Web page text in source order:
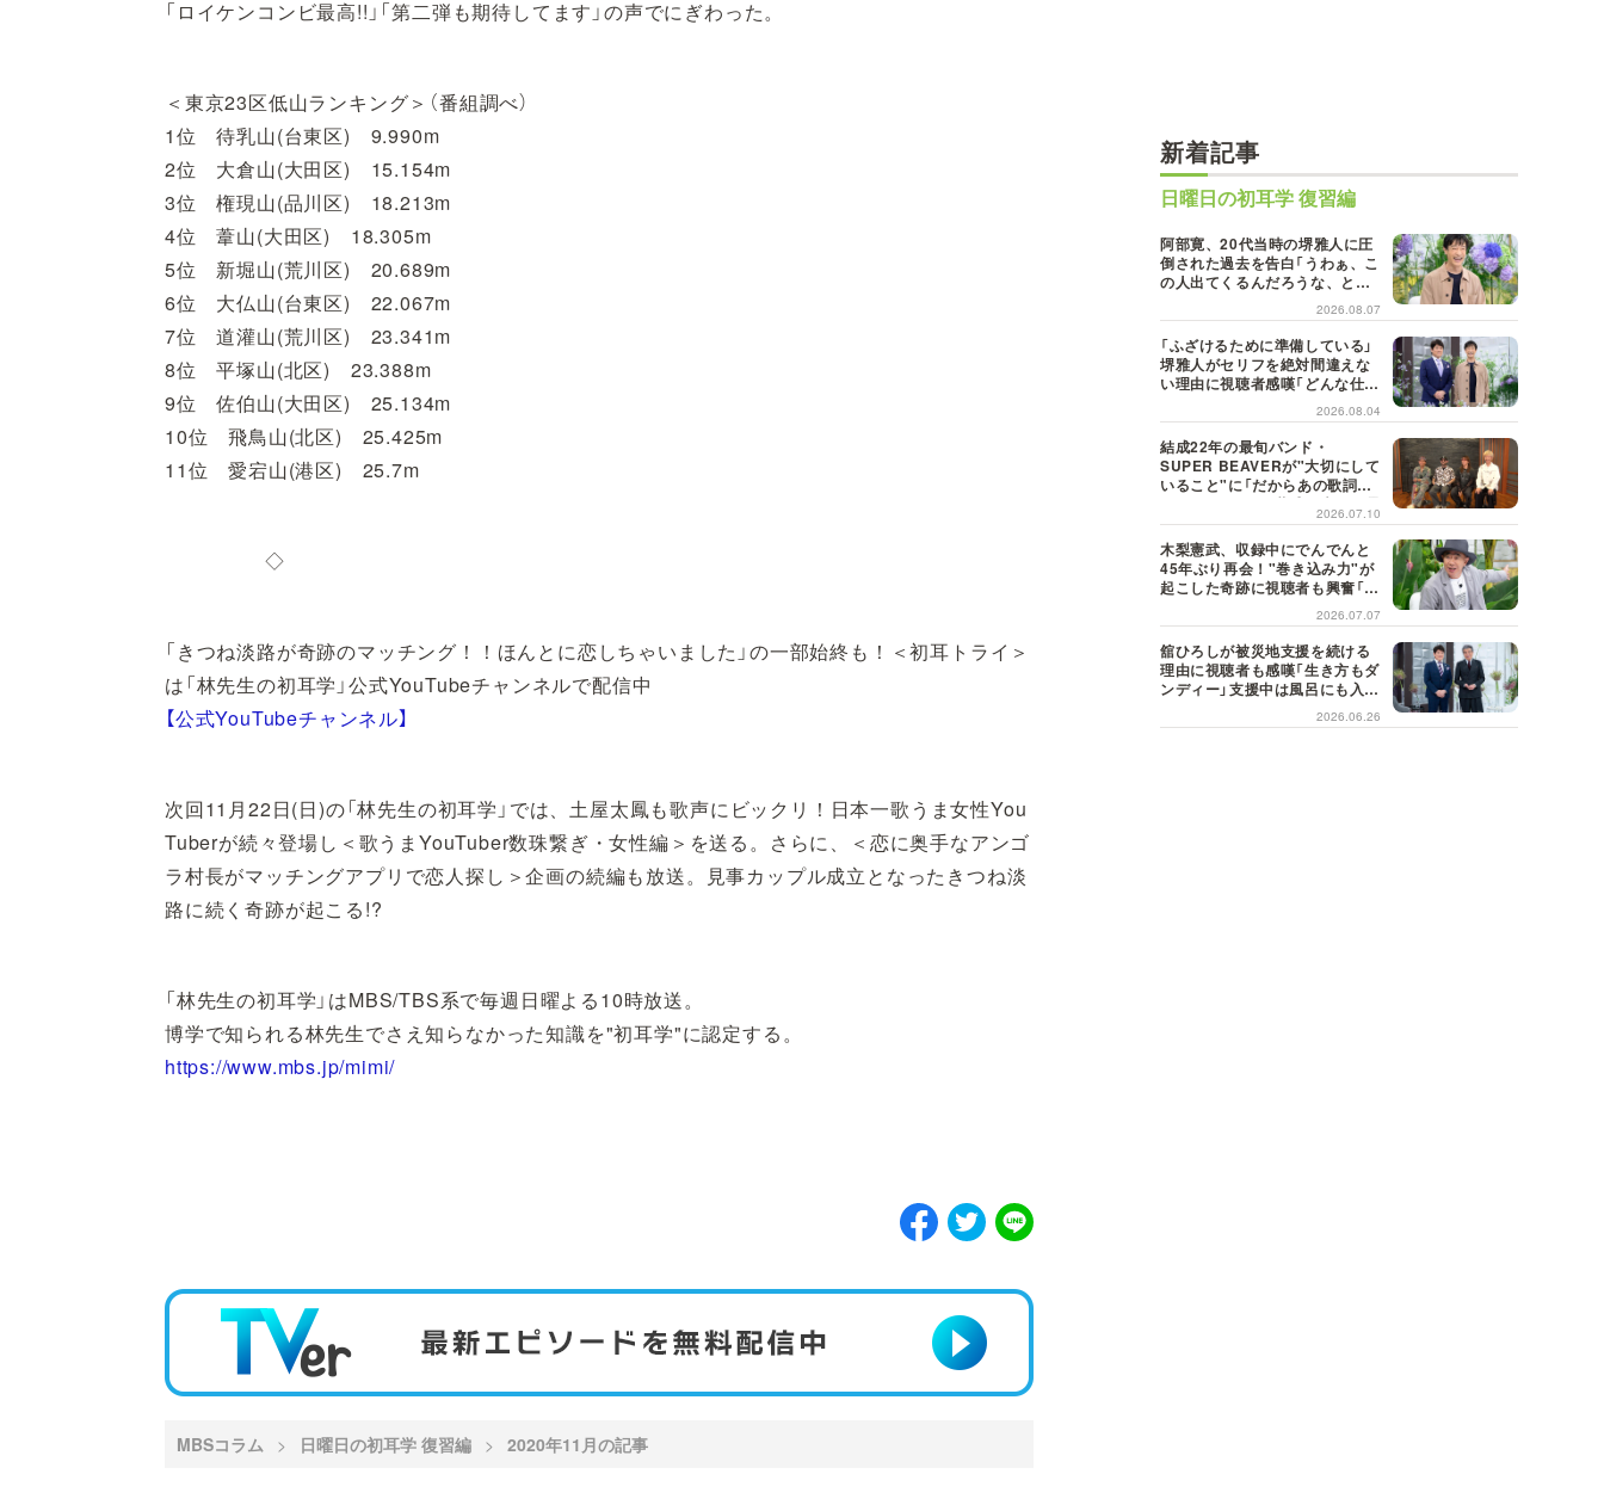
「ロイケンコンビ最高!!」「第二弾も期待してます」の声でにぎわった。
＜東京23区低山ランキング＞（番組調べ）
1位 待乳山(台東区) 9.990m
2位 大倉山(大田区) 15.154m
3位 権現山(品川区) 18.213m
4位 葦山(大田区) 18.305m
5位 新堀山(荒川区) 20.689m
6位 大仏山(台東区) 22.067m
7位 道灌山(荒川区) 23.341m
8位 平塚山(北区) 23.388m
9位 佐伯山(大田区) 25.134m
10位 飛鳥山(北区) 25.425m
11位 愛宕山(港区) 25.7m
◇
「きつね淡路が奇跡のマッチング！！ほんとに恋しちゃいました」の一部始終も！＜初耳トライ＞
は「林先生の初耳学」公式YouTubeチャンネルで配信中
【公式YouTubeチャンネル】
次回11月22日(日)の「林先生の初耳学」では、土屋太鳳も歌声にビックリ！日本一歌うま女性You
Tuberが続々登場し＜歌うまYouTuber数珠繋ぎ・女性編＞を送る。さらに、＜恋に奥手なアンゴ
ラ村長がマッチングアプリで恋人探し＞企画の続編も放送。見事カップル成立となったきつね淡
路に続く奇跡が起こる!?
「林先生の初耳学」はMBS/TBS系で毎週日曜よる10時放送。
博学で知られる林先生でさえ知らなかった知識を"初耳学"に認定する。
https://www.mbs.jp/mimi/
MBSコラム 日曜日の初耳学 復習編 2020年11月の記事
新着記事
日曜日の初耳学 復習編
阿部寛、20代当時の堺雅人に圧
倒された過去を告白「うわぁ、こ
の人出てくるんだろうな、と思
2026.08.07
「ふざけるために準備している」
堺雅人がセリフを絶対間違えな
い理由に視聴者感嘆「どんな仕事
にも当てはまる」【日曜日の初耳
学】
2026.08.04
結成22年の最旬バンド・
SUPER BEAVERが"大切にして
いること"に「だからあの歌詞が
届けられるんだ」共感の声＜日曜
日の初耳学＞
2026.07.10
木梨憲武、収録中にでんでんと
45年ぶり再会！"巻き込み力"が
起こした奇跡に視聴者も興奮「こ
れがテレビの面白さだよね！」＜
日曜日の初耳学＞
2026.07.07
舘ひろしが被災地支援を続ける
理由に視聴者も感嘆「生き方もダ
ンディー」支援中は風呂にも入ら
ず寝袋で寝泊まり【日曜日の初耳
学】
2026.06.26